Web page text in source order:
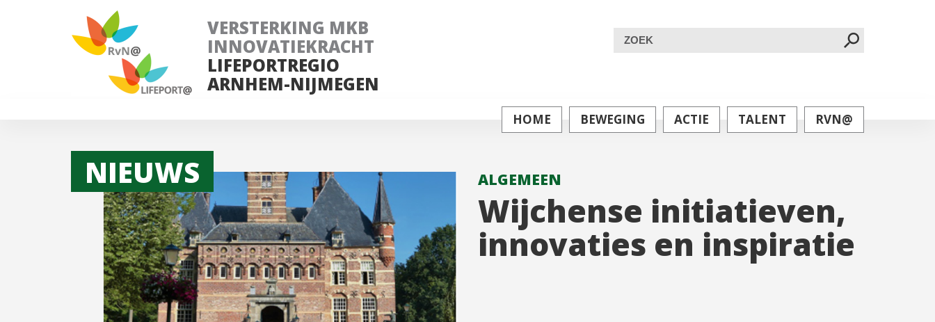
VERSTERKING MKB
INNOVATIEKRACHT
LIFEPORTREGIO
ARNHEM-NIJMEGEN
Zoeken
HOME BEWEGING ACTIE TALENT RVN@
NIEUWS ALGEMEEN
Wijchense initiatieven,
innovaties en inspiratie